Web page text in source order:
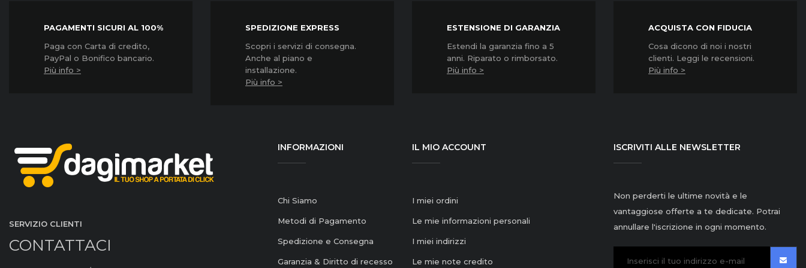
PAGAMENTI SICURI AL 100%
Paga con Carta di credito,
PayPal o Bonifico bancario.
Più info >
SPEDIZIONE EXPRESS
Scopri i servizi di consegna.
Anche al piano e
installazione.
Più info >
ESTENSIONE DI GARANZIA
Estendi la garanzia fino a 5
anni. Riparato o rimborsato.
Più info >
ACQUISTA CON FIDUCIA
Cosa dicono di noi i nostri
clienti. Leggi le recensioni.
Più info >
SERVIZIO CLIENTI
CONTATTACI
INFORMAZIONI
Chi Siamo
Metodi di Pagamento
Spedizione e Consegna
Garanzia & Diritto di recesso
IL MIO ACCOUNT
I miei ordini
Le mie informazioni personali
I miei indirizzi
Le mie note credito
ISCRIVITI ALLE NEWSLETTER
Non perderti le ultime novità e le
vantaggiose offerte a te dedicate. Potrai
annullare l'iscrizione in ogni momento.